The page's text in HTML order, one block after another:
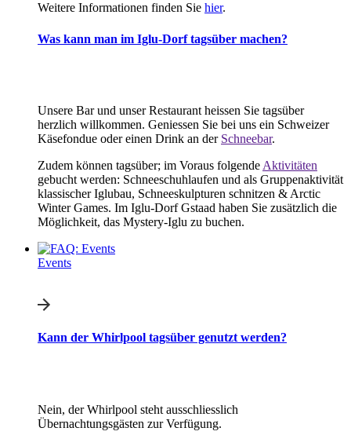
Weitere Informationen finden Sie hier.
Was kann man im Iglu-Dorf tagsüber machen?
Unsere Bar und unser Restaurant heissen Sie tagsüber
herzlich willkommen. Geniessen Sie bei uns ein Schweizer
Käsefondue oder einen Drink an der Schneebar.
Zudem können tagsüber; im Voraus folgende Aktivitäten
gebucht werden: Schneeschuhlaufen und als Gruppenaktivität
klassischer Iglubau, Schneeskulpturen schnitzen & Arctic
Winter Games. Im Iglu-Dorf Gstaad haben Sie zusätzlich die
Möglichkeit, das Mystery-Iglu zu buchen.
Events
Kann der Whirlpool tagsüber genutzt werden?
Nein, der Whirlpool steht ausschliesslich
Übernachtungsgästen zur Verfügung.